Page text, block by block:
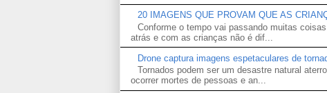
20 IMAGENS QUE PROVAM QUE AS
Conforme o tempo vai passando muitas
atrás e com as crianças não é dif...
Drone captura imagens espetaculares de
Tornados podem ser um desastre natural
ocorrer mortes de pessoas e an...